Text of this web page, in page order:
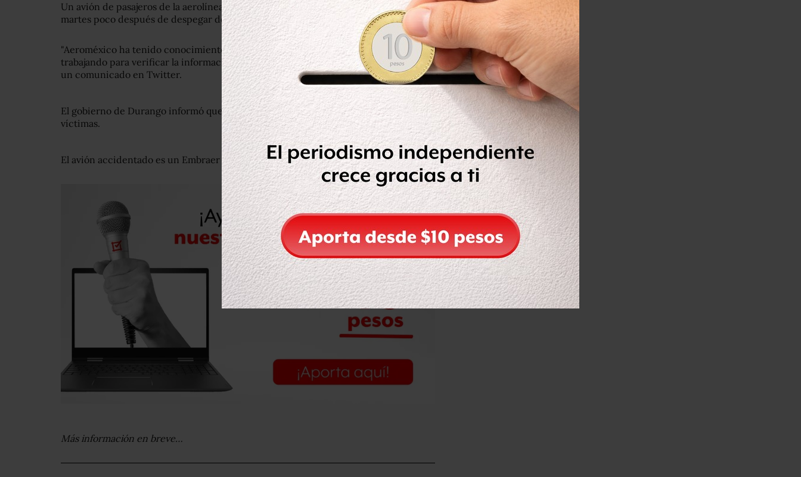
Un avión de pasajeros de la aerolínea mexicana Aeroméxico se accidentó este
martes poco después de despegar del aeropuerto de Durango.
"Aeroméxico ha tenido conocimiento de un accidente en Durango y estamos
trabajando para verificar la información y obtener detalles", informó la aerolínea en
un comunicado en Twitter.
El gobierno de Durango informó que, de momento, no hay cifras oficiales de
víctimas.
El avión accidentado es un Embraer E190.
Más información en breve…